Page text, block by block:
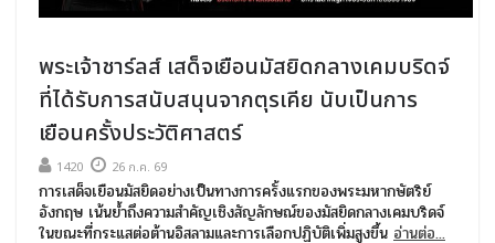
พระเจ้าชาร์ลส์ เสด็จเยือนมัสยิดกลางเคมบริดจ์
ที่ได้รับการสนับสนุนจากตุรเคีย นับเป็นการ
เยือนครั้งประวัติศาสตร์
1420 26 ก.ค. 69
การเสด็จเยือนมัสยิดอย่างเป็นทางการครั้งแรกของพระมหากษัตริย์
อังกฤษ เน้นย้ำถึงความสำคัญเชิงสัญลักษณ์ของมัสยิดกลางเคมบริดจ์
ในขณะที่กระแสต่อต้านอิสลามและการเลือกปฏิบัติเพิ่มสูงขึ้น อ่านต่อ...